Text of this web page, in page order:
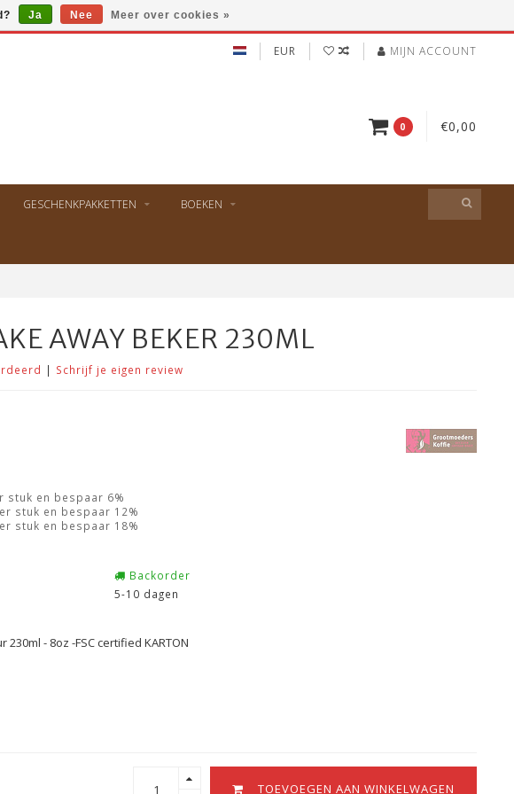
EUR MIJN ACCOUNT
0 €0,00
GESCHENKPAKKETTEN BOEKEN
AWAY BEKER 230ML
| Schrijf je eigen review
stuk en bespaar 6%
stuk en bespaar 12%
stuk en bespaar 18%
Backorder
5-10 dagen
- 8oz -FSC certified KARTON
TOEVOEGEN AAN WINKELWAGEN
Ja Nee Meer over cookies »